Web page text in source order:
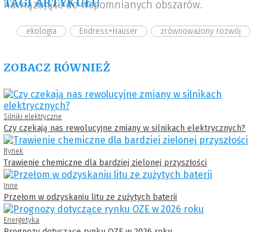
nawiązujące do wspomnianych obszarów.
ekologia Endress+Hauser zrównoważony rozwój
ZOBACZ RÓWNIEŻ
Silniki elektryczne
Czy czekają nas rewolucyjne zmiany w silnikach elektrycznych?
Rynek
Trawienie chemiczne dla bardziej zielonej przyszłości
Inne
Przełom w odzyskaniu litu ze zużytych baterii
Energetyka